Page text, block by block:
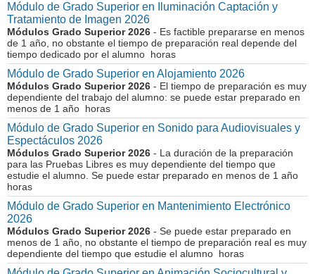
Módulo de Grado Superior en Iluminación Captación y
Tratamiento de Imagen 2026
Módulos Grado Superior 2026 - Es factible prepararse en menos
de 1 año, no obstante el tiempo de preparación real depende del
tiempo dedicado por el alumno horas
Módulo de Grado Superior en Alojamiento 2026
Módulos Grado Superior 2026 - El tiempo de preparación es muy
dependiente del trabajo del alumno: se puede estar preparado en
menos de 1 año horas
Módulo de Grado Superior en Sonido para Audiovisuales y
Espectáculos 2026
Módulos Grado Superior 2026 - La duración de la preparación
para las Pruebas Libres es muy dependiente del tiempo que
estudie el alumno. Se puede estar preparado en menos de 1 año
horas
Módulo de Grado Superior en Mantenimiento Electrónico
2026
Módulos Grado Superior 2026 - Se puede estar preparado en
menos de 1 año, no obstante el tiempo de preparación real es muy
dependiente del tiempo que estudie el alumno horas